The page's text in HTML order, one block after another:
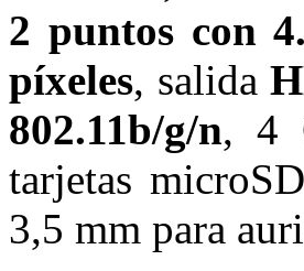
2 puntos con
píxeles, salida
802.11b/g/n, 4
tarjetas
3,5 mm para